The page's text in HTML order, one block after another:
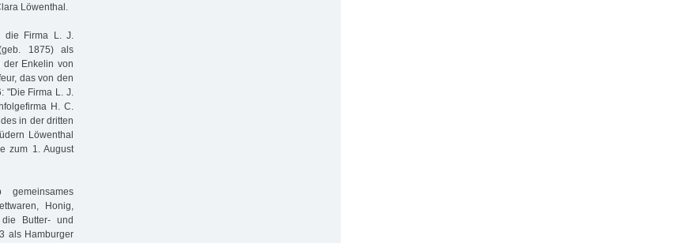
Löwenthal.
die Firma L. J.
1875) als
der Enkelin von
das von den
"Die Firma L. J.
H. C.
in der dritten
Löwenthal
zum 1. August
gemeinsames
Honig,
Butter- und
als Hamburger